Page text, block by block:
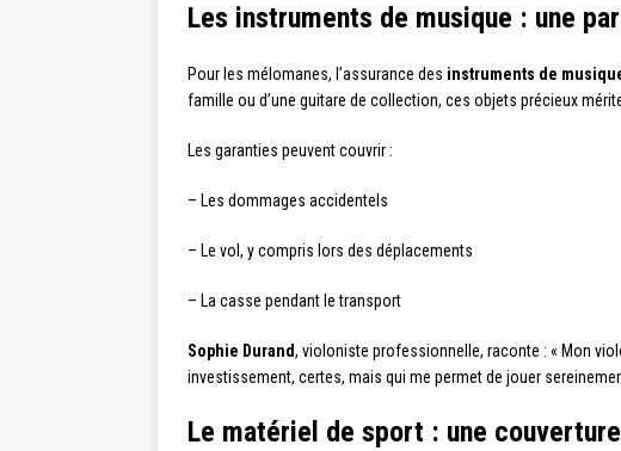
Les instruments de musique : une
Pour les mélomanes, l’assurance des instruments de
famille ou d’une guitare de collection, ces objets précieux
Les garanties peuvent couvrir :
– Les dommages accidentels
– Le vol, y compris lors des déplacements
– La casse pendant le transport
Sophie Durand, violoniste professionnelle, raconte : « Mon
investissement, certes, mais qui me permet de jouer
Le matériel de sport : une